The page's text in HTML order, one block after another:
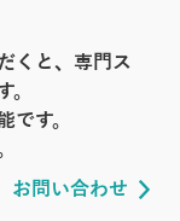
くと、専門ス
です。
お問い合わせ